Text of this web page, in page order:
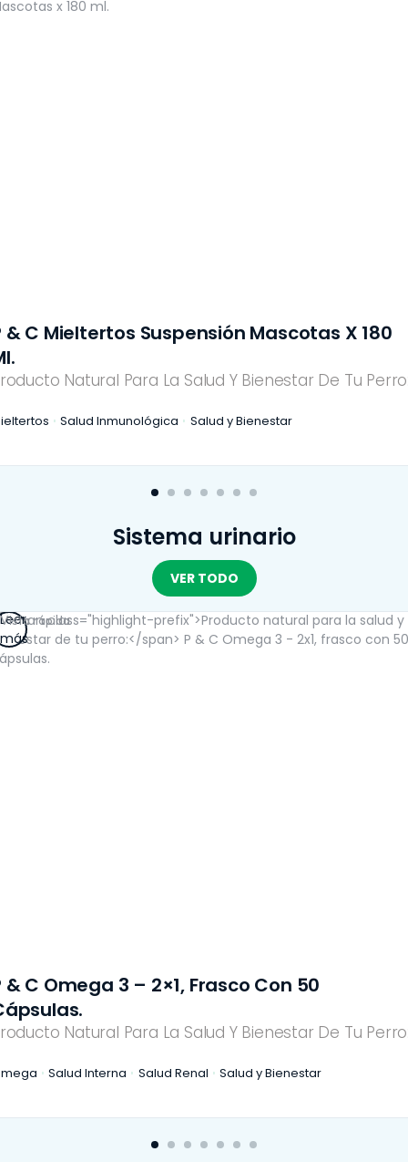
Natural Para La Salud Y Bienestar De Tu
& C Mieltertos Suspensión Mascotas X 180
Salud Inmunológica Salud y Bienestar
Sistema urinario
VER TODO
Vista rápida
Natural Para La Salud Y Bienestar De Tu
& C Omega 3 – 2×1, Frasco Con 50
Salud Interna Salud Renal Salud y Bienestar
Leer
más